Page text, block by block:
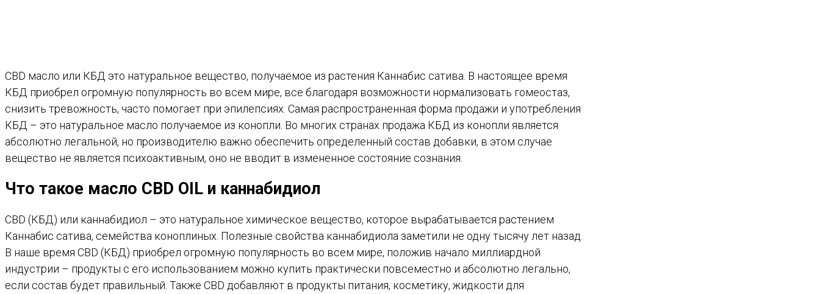
CBD масло или КБД это натуральное вещество, получаемое из растения Каннабис сатива. В настоящее время
КБД приобрел огромную популярность во всем мире, все благодаря возможности нормализовать гомеостаз,
снизить тревожность, часто помогает при эпилепсиях. Самая распространенная форма продажи и употребления
КБД – это натуральное масло получаемое из конопли. Во многих странах продажа КБД из конопли является
абсолютно легальной, но производителю важно обеспечить определенный состав добавки, в этом случае
вещество не является психоактивным, оно не вводит в измененное состояние сознания.
Что такое масло CBD OIL и каннабидиол
CBD (КБД) или каннабидиол – это натуральное химическое вещество, которое вырабатывается растением
Каннабис сатива, семейства коноплиных. Полезные свойства каннабидиола заметили не одну тысячу лет назад.
В наше время CBD (КБД) приобрел огромную популярность во всем мире, положив начало миллиардной
индустрии – продукты с его использованием можно купить практически повсеместно и абсолютно легально,
если состав будет правильный. Также CBD добавляют в продукты питания, косметику, жидкости для